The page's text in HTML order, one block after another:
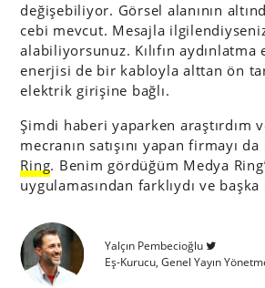
değişebiliyor. Görsel alanının
cebi mevcut. Mesajla
alabiliyorsunuz. Kılıfın aydınlatma
enerjisi de bir kabloyla alttan ön
elektrik girişine bağlı.
Şimdi haberi yaparken araştırdım
mecranın satışını yapan firmayı
Ring. Benim gördüğüm Medya
uygulamasından farklıydı ve
Yalçın Pembecioğlu
Eş-Kurucu, Genel Yayın